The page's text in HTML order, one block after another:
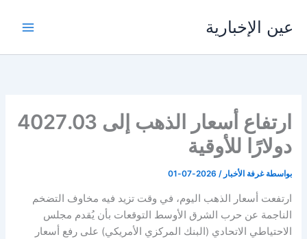
المحتوى
عين الإخبارية
ارتفاع أسعار الذهب إلى 4027.03
دولارًا للأوقية
بواسطة غرفة الأخبار/
2026-07-01
ارتفعت أسعار الذهب اليوم، في وقت تزيد فيه مخاوف ‌التضخم
الناجمة عن حرب الشرق الأوسط التوقعات بأن يُقدم مجلس
الاحتياطي الاتحادي (البنك المركزي الأمريكي) على رفع أسعار